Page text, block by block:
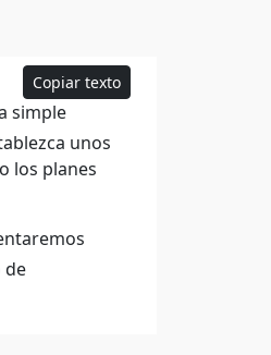
Copiar texto
simple
unos
los planes
de